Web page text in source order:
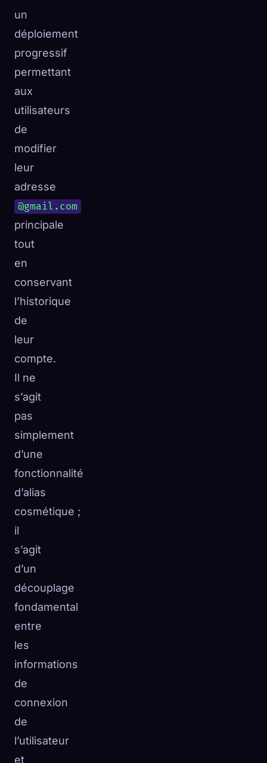
un
déploiement
progressif
permettant
aux
utilisateurs
de
modifier
leur
adresse
@gmail.com
principale
tout
en
conservant
l’historique
de
leur
compte.
Il ne
s’agit
pas
simplement
d’une
fonctionnalité
d’alias
cosmétique ;
il
s’agit
d’un
découplage
fondamental
entre
les
informations
de
connexion
de
l’utilisateur
et